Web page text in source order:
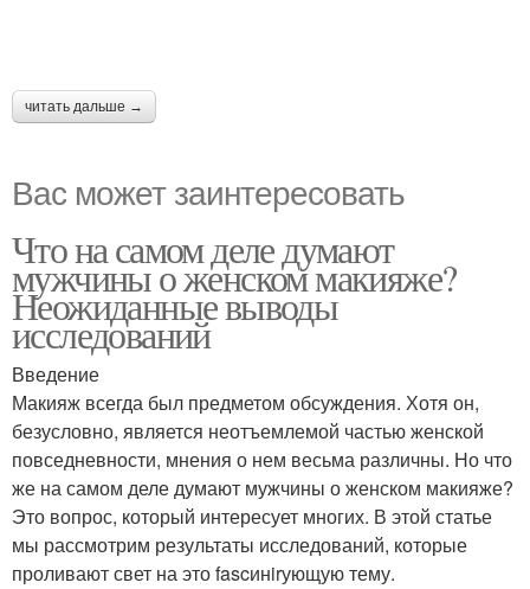
читать дальше →
Вас может заинтересовать
Что на самом деле думают
мужчины о женском макияже?
Неожиданные выводы
исследований
Введение
Макияж всегда был предметом обсуждения. Хотя он,
безусловно, является неотъемлемой частью женской
повседневности, мнения о нем весьма различны. Но что
же на самом деле думают мужчины о женском макияже?
Это вопрос, который интересует многих. В этой статье
мы рассмотрим результаты исследований, которые
проливают свет на это fascинirующую тему.